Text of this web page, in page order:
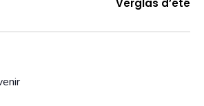
Verglas d’été